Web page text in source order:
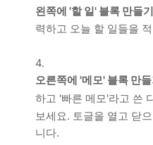
왼쪽에 '할 일' 블록 만들
력하고 오늘 할 일들을
오른쪽에 '메모' 블록 만
하고 '빠른 메모'라고 쓴
보세요. 토글을 열고 닫
니다.